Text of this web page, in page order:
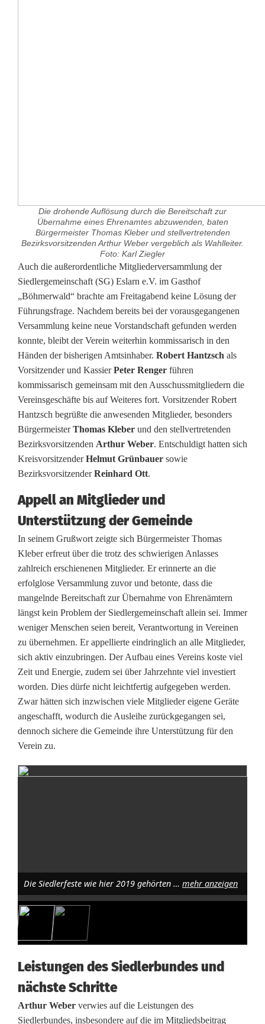
Die drohende Auflösung durch die Bereitschaft zur
Übernahme eines Ehrenamtes abzuwenden, baten
Bürgermeister Thomas Kleber und stellvertretenden
Bezirksvorsitzenden Arthur Weber vergeblich als Wahlleiter.
Foto: Karl Ziegler
S
e
d
l
e
r
g
e
m
e
i
n
s
c
h
a
f
t
i
n
E
s
o
h
n
e
V
o
r
Auch die außerordentliche Mitgliederversammlung der
Siedlergemeinschaft (SG) Eslarn e.V. im Gasthof
„Böhmerwald“ brachte am Freitagabend keine Lösung der
Führungsfrage. Nachdem bereits bei der vorausgegangenen
Versammlung keine neue Vorstandschaft gefunden werden
konnte, bleibt der Verein weiterhin kommissarisch in den
Händen der bisherigen Amtsinhaber. Robert Hantzsch als
Vorsitzender und KassierPeter Renger führen
kommissarisch gemeinsam mit den Ausschussmitgliedern die
Vereinsgeschäfte bis auf Weiteres fort. Vorsitzender Robert
Hantzsch begrüßte die anwesenden Mitglieder, besonders
BürgermeisterThomas Kleber und den stellvertretenden
Bezirksvorsitzenden Arthur Weber. Entschuldigt hatten sich
KreisvorsitzenderHelmut Grünbauer sowie
BezirksvorsitzenderReinhard Ott.
Appell an Mitglieder und
Unterstützung der Gemeinde
In seinem Grußwort zeigte sich Bürgermeister Thomas
Kleber erfreut über die trotz des schwierigen Anlasses
zahlreich erschienenen Mitglieder. Er erinnerte an die
erfolglose Versammlung zuvor und betonte, dass die
mangelnde Bereitschaft zur Übernahme von Ehrenämtern
längst kein Problem der Siedlergemeinschaft allein sei. Immer
weniger Menschen seien bereit, Verantwortung in Vereinen
zu übernehmen. Er appellierte eindringlich an alle Mitglieder,
sich aktiv einzubringen. Der Aufbau eines Vereins koste viel
Zeit und Energie, zudem sei über Jahrzehnte viel investiert
worden. Dies dürfe nicht leichtfertig aufgegeben werden.
Zwar hätten sich inzwischen viele Mitglieder eigene Geräte
angeschafft, wodurch die Ausleihe zurückgegangen sei,
dennoch sichere die Gemeinde ihre Unterstützung für den
Verein zu.
Die Siedlerfeste wie hier 2019 gehörten alljährlich zu den Jahreshighlights. Foto: Karl Ziegler mehr anzeigen
Leistungen des Siedlerbundes und
nächste Schritte
Arthur Weber verwies auf die Leistungen des
Siedlerbundes, insbesondere auf die im Mitgliedsbeitrag